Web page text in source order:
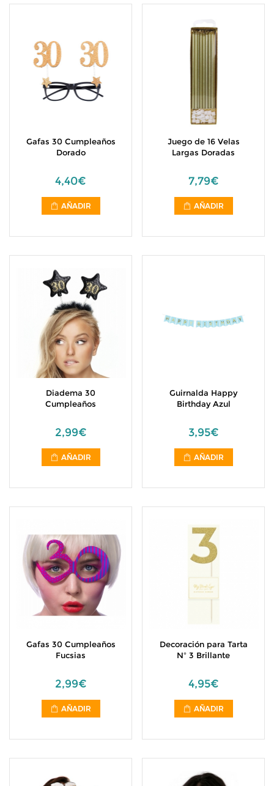
Gafas 30 Cumpleaños
Dorado
4,40€
AÑADIR
Juego de 16 Velas
Largas Doradas
7,79€
AÑADIR
Diadema 30
Cumpleaños
2,99€
AÑADIR
Guirnalda Happy
Birthday Azul
3,95€
AÑADIR
Gafas 30 Cumpleaños
Fucsias
2,99€
AÑADIR
Decoración para Tarta
Nº 3 Brillante
4,95€
AÑADIR